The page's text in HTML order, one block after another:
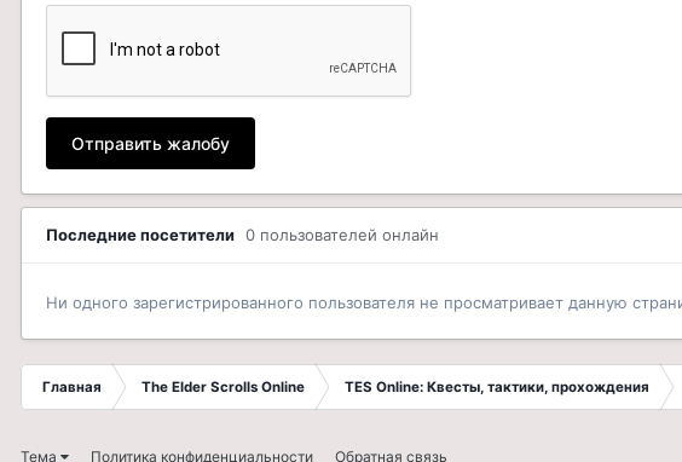
Отправить жалобу
Последние посетители 0 пользователей онлайн
Ни одного зарегистрированного пользователя не просматривает данную
Главная The Elder Scrolls Online TES Online: Квесты, тактики, прохождения
Тема Политика конфиденциальности Обратная связь